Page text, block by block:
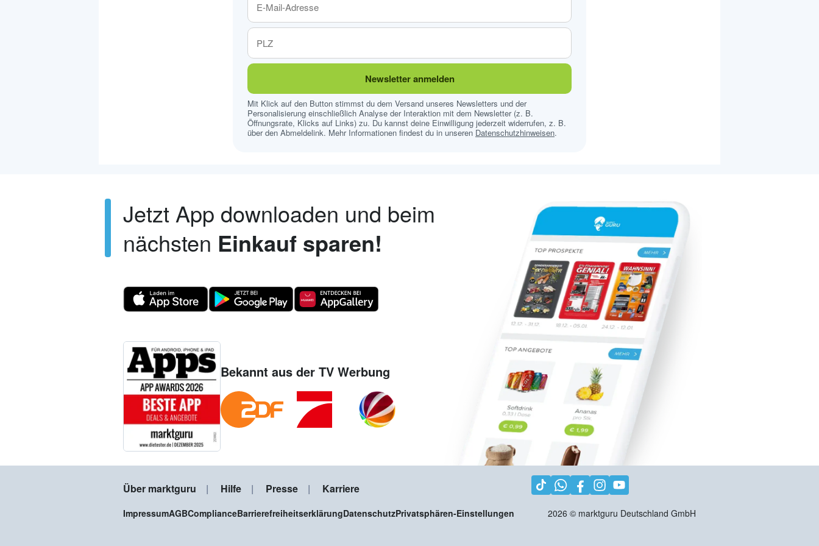
Newsletter anmelden
Mit Klick auf den Button stimmst du dem Versand unseres Newsletters und der
Personalisierung einschließlich Analyse der Interaktion mit dem Newsletter (z. B.
Öffnungsrate, Klicks auf Links) zu. Du kannst deine Einwilligung jederzeit widerrufen, z. B.
über den Abmeldelink. Mehr Informationen findest du in unseren Datenschutzhinweisen.
Jetzt App downloaden und beim
nächsten Einkauf sparen!
Bekannt aus der TV Werbung
Über marktguru Hilfe Presse Karriere
ImpressumAGBComplianceBarrierefreiheitserklärungDatenschutzPrivatsphären-Einstellungen 2026 © marktguru Deutschland GmbH